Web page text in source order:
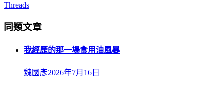
Threads
同類文章
我經歷的那一場食用油風暴
魏國彥2026年7月16日